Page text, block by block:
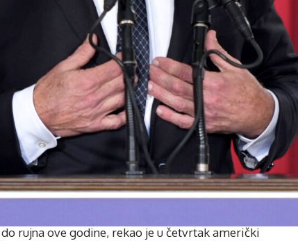
rujna ove godine, rekao je u četvrtak američki